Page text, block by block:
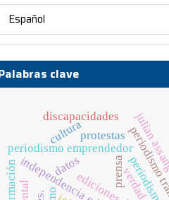
Español
clave
periodismo emprendedorjulian assange
prensa
datos
cultura
verdad
protestas
discapacidades